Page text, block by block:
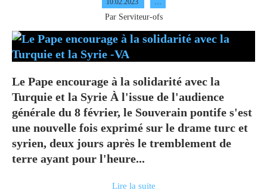
10.02.2023 …
Par Serviteur-ofs
Le Pape encourage à la solidarité avec la
Turquie et la Syrie À l'issue de l'audience
générale du 8 février, le Souverain pontife s'est
une nouvelle fois exprimé sur le drame turc et
syrien, deux jours après le tremblement de
terre ayant pour l'heure...
Lire la suite